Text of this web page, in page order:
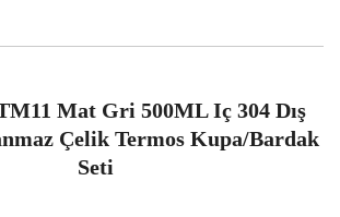
Mat Gri 500ML Iç 304 Dış
Çelik Termos Kupa/Bardak
Seti